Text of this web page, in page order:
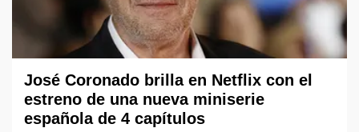
José Coronado brilla en Netflix con el
estreno de una nueva miniserie
española de 4 capítulos